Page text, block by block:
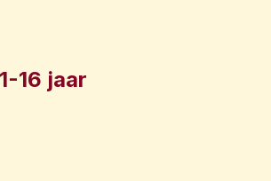
16 jaar